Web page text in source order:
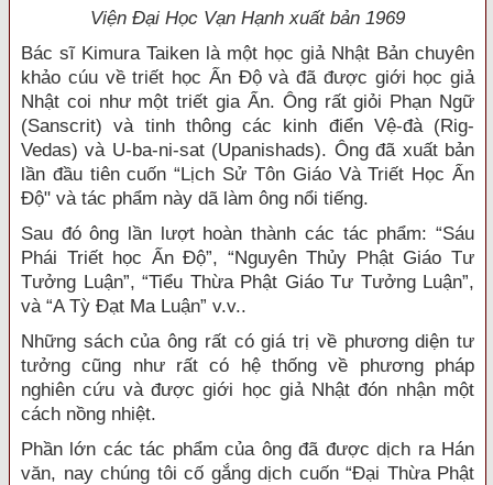
Viện Đại Học Vạn Hạnh xuất bản 1969
Bác sĩ Kimura Taiken là một học giả Nhật Bản chuyên
khảo cúu về triết học Ấn Độ và đã được giới học giả
Nhật coi như một triết gia Ẩn. Ông rất giỏi Phạn Ngữ
(Sanscrit) và tinh thông các kinh điển Vệ-đà (Rig-
Vedas) và U-ba-ni-sat (Upanishads). Ông đã xuất bản
lần đầu tiên cuốn “Lịch Sử Tôn Giáo Và Triết Học Ấn
Độ" và tác phẩm này dã làm ông nổi tiếng.
Sau đó ông lần lượt hoàn thành các tác phẩm: “Sáu
Phái Triết học Ấn Độ”, “Nguyên Thủy Phật Giáo Tư
Tưởng Luận”, “Tiểu Thừa Phật Giáo Tư Tưởng Luận”,
và “A Tỳ Đạt Ma Luận” v.v..
Những sách của ông rất có giá trị về phương diện tư
tưởng cũng như rất có hệ thống về phương pháp
nghiên cứu và được giới học giả Nhật đón nhận một
cách nồng nhiệt.
Phần lớn các tác phẩm của ông đã được dịch ra Hán
văn, nay chúng tôi cố gắng dịch cuốn “Đại Thừa Phật